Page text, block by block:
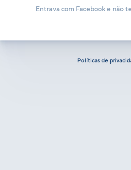
Entrava com Facebook e não
Políticas de